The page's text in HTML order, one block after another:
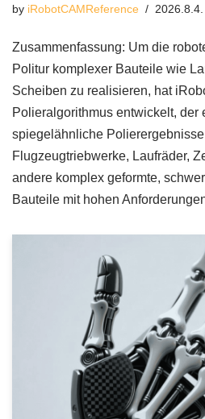
by iRobotCAMReference 2026.8.4.
Zusammenfassung: Um die
Politur komplexer Bauteile wie
Scheiben zu realisieren, hat
Polieralgorithmus entwickelt, der
spiegelähnliche
Flugzeugtriebwerke, Laufräder,
andere komplex geformte,
Bauteile mit hohen